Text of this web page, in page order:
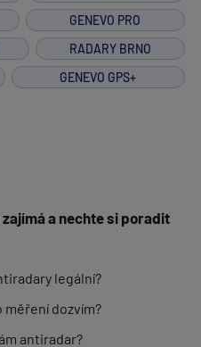
GENEVO PRO
RADARY BRNO
GENEVO GPS+
a nechte si poradit
legální?
měření dozvím?
antiradar?